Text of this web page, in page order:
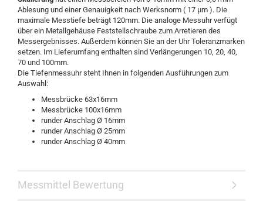
Ablesung und einer Genauigkeit nach Werksnorm ( 17 µm ). Die
maximale Messtiefe beträgt 120mm. Die analoge Messuhr verfügt
über ein Metallgehäuse Feststellschraube zum Arretieren des
Messergebnisses. Außerdem können Sie an der Uhr Toleranzmarken
setzen. Im Lieferumfang enthalten sind Verlängerungen 10, 20, 40,
70 und 100mm.
Die Tiefenmessuhr steht Ihnen in folgenden Ausführungen zum
Auswahl:
Messbrücke 63x16mm
Messbrücke 100x16mm
runder Anschlag Ø 16mm
runder Anschlag Ø 25mm
runder Anschlag Ø 40mm
Messmittel Bewertung